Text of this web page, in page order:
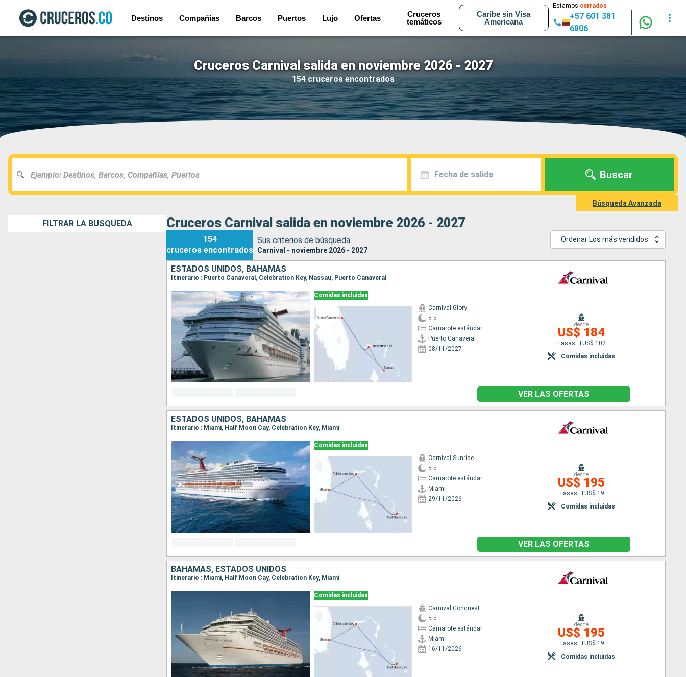
Destinos Compañías Barcos Puertos Lujo Ofertas
Cruceros
temáticos
Caribe sin Visa
Americana
Estamos cerrados
+57 601 381
6806
Cruceros Carnival salida en noviembre 2026 - 2027
154 cruceros encontrados
Fecha de salida Buscar
Búsqueda Avanzada
FILTRAR LA BÚSQUEDA Cruceros Carnival salida en noviembre 2026 - 2027
154
cruceros encontrados
Sus criterios de búsqueda:
Carnival - noviembre 2026 - 2027
Ordenar Los más vendidos
ESTADOS UNIDOS, BAHAMAS
Itinerario : Puerto Canaveral, Celebration Key, Nassau, Puerto Canaveral
Comidas incluidas
Carnival Glory
5 d
Camarote estándar
Puerto Canaveral
08/11/2027
desde
US$ 184
Tasas: +US$ 102
Comidas incluidas
VER LAS OFERTAS
ESTADOS UNIDOS, BAHAMAS
Itinerario : Miami, Half Moon Cay, Celebration Key, Miami
Comidas incluidas
Carnival Sunrise
5 d
Camarote estándar
Miami
29/11/2026
desde
US$ 195
Tasas: +US$ 19
Comidas incluidas
VER LAS OFERTAS
BAHAMAS, ESTADOS UNIDOS
Itinerario : Miami, Half Moon Cay, Celebration Key, Miami
Comidas incluidas
Carnival Conquest
5 d
Camarote estándar
Miami
16/11/2026
desde
US$ 195
Tasas: +US$ 19
Comidas incluidas